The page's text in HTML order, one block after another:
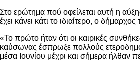
Στο ερώτημα πού οφείλεται αυτή η
έχει κάνει κάτι το ιδιαίτερο, ο δήμαρχος
«Το πρώτο ήταν ότι οι καιρικές
καύσωνας έσπρωξε πολλούς
μέσα Ιουνίου μέχρι και σήμερα ήλθαν